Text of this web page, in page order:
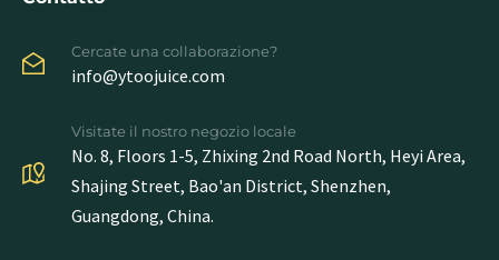
Cercate una collaborazione?
info@ytoojuice.com
Visitate il nostro negozio locale
No. 8, Floors 1-5, Zhixing 2nd Road North, Heyi Area,
Shajing Street, Bao'an District, Shenzhen,
Guangdong, China.